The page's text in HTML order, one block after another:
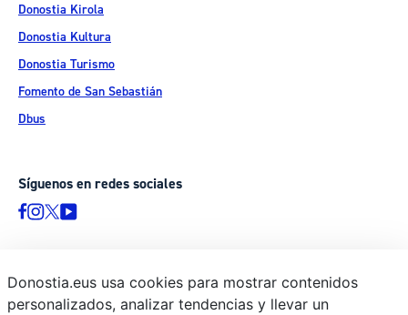
Donostia Kirola
Donostia Kultura
Donostia Turismo
Fomento de San Sebastián
Dbus
Síguenos en redes sociales
© Donostiako Udala - Ayuntamiento de Donostia / San Sebastián
Ijentea 1, 20003 Donostia / San Sebastián
Donostia.eus usa cookies para mostrar contenidos
personalizados, analizar tendencias y llevar un